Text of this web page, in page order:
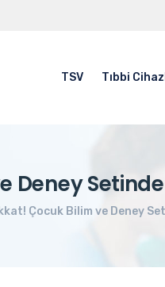
TSV Tıbbi
Deney
Çocuk Bilim ve Deney